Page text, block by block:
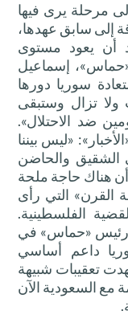
مرحلة يرى فيها
إلى سابق عهدها،
أن يعود مستوى
إسماعيل
سوريا دورها
تزال وستبقى
ضد الاحتلال».
«ليس بيننا
الشقيق والحاضن
أن هناك حاجة ملحة
القرن» التي رأى
الفلسطينية.
رئيس «حماس» في
داعم أساسي
تعقيبات شبيهة
مع السعودية الآن